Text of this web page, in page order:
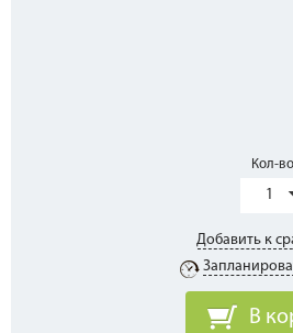
Кол-
1
Добавить к
В